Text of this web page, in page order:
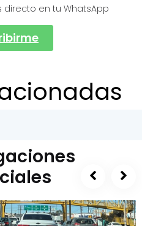
en tu WhatsApp